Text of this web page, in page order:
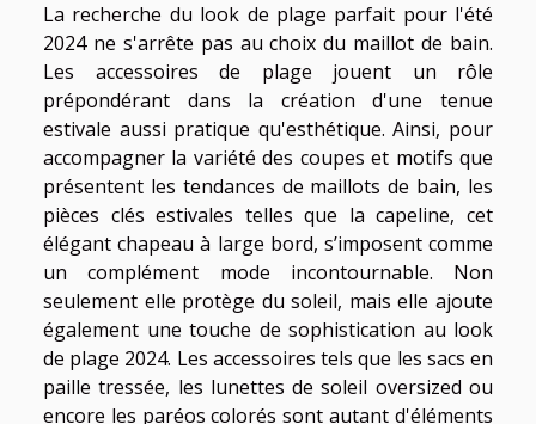
La recherche du look de plage parfait pour l'été
2024 ne s'arrête pas au choix du maillot de bain.
Les accessoires de plage jouent un rôle
prépondérant dans la création d'une tenue
estivale aussi pratique qu'esthétique. Ainsi, pour
accompagner la variété des coupes et motifs que
présentent les tendances de maillots de bain, les
pièces clés estivales telles que la capeline, cet
élégant chapeau à large bord, s’imposent comme
un complément mode incontournable. Non
seulement elle protège du soleil, mais elle ajoute
également une touche de sophistication au look
de plage 2024. Les accessoires tels que les sacs en
paille tressée, les lunettes de soleil oversized ou
encore les paréos colorés sont autant d'éléments